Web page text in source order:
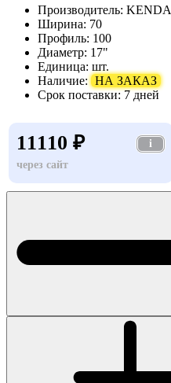
Производитель: KENDA
Ширина: 70
Профиль: 100
Диаметр: 17"
Единица: шт.
Наличие: НА ЗАКАЗ
Срок поставки: 7 дней
11110 ₽
i
через сайт